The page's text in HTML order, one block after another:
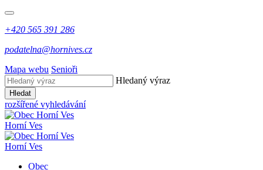
+420 565 391 286
podatelna@hornives.cz
Mapa webu Senioři
Hledaný výraz
Hledat
rozšířené vyhledávání
Horní Ves
Horní Ves
Obec